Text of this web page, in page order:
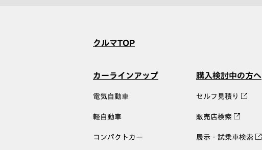
クルマTOP
カーラインアップ
電気自動車
軽自動車
コンパクトカー
購入検討中の方へ
セルフ見積り
販売店検索
展示・試乗車検索